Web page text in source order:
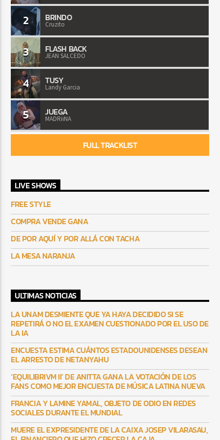
2 BRINDO
Cruzito
3 FLASH BACK
JEAN SALCEDO
4 TUSY
Landy Garcia
5 JUEGA
MADRiiNA
FULL TRACKLIST
LIVE SHOWS
FREE STYLE
COMPRA VENDE GANA
DE POR AQUÍ Y POR ALLÁ CON TACHA
LA MESA NARANJA
ULTIMAS NOTICIAS
LA UNAM DESMIENTE QUE YA HAYA DECIDIDO SI SE
REPETIRÁ O NO EL EXAMEN CUESTIONADO POR EL USO DE
LA IA
ENCUESTA ESTIMA CUÁNTOS ESTADOUNIDENSES DESEAN
EL ARRESTO DE NETANYAHU
‘EQUILIBRIVM II’ DE ANITTA GANA LA VOTACIÓN DE LOS
FANS COMO MEJOR ENCUESTA DE MÚSICA LATINA NUEVA
FRANCIA Y LAMINE YAMAL, OBJETO DE ODIO EN REDES
SOCIALES DURANTE EL MUNDIAL
MUERE EL EXPRESIDENTE DE LA CAIXA JOSEP VILARASAU,